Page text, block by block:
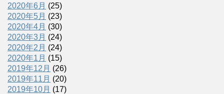
2020年6月 (25)
2020年5月 (23)
2020年4月 (30)
2020年3月 (24)
2020年2月 (24)
2020年1月 (15)
2019年12月 (26)
2019年11月 (20)
2019年10月 (17)